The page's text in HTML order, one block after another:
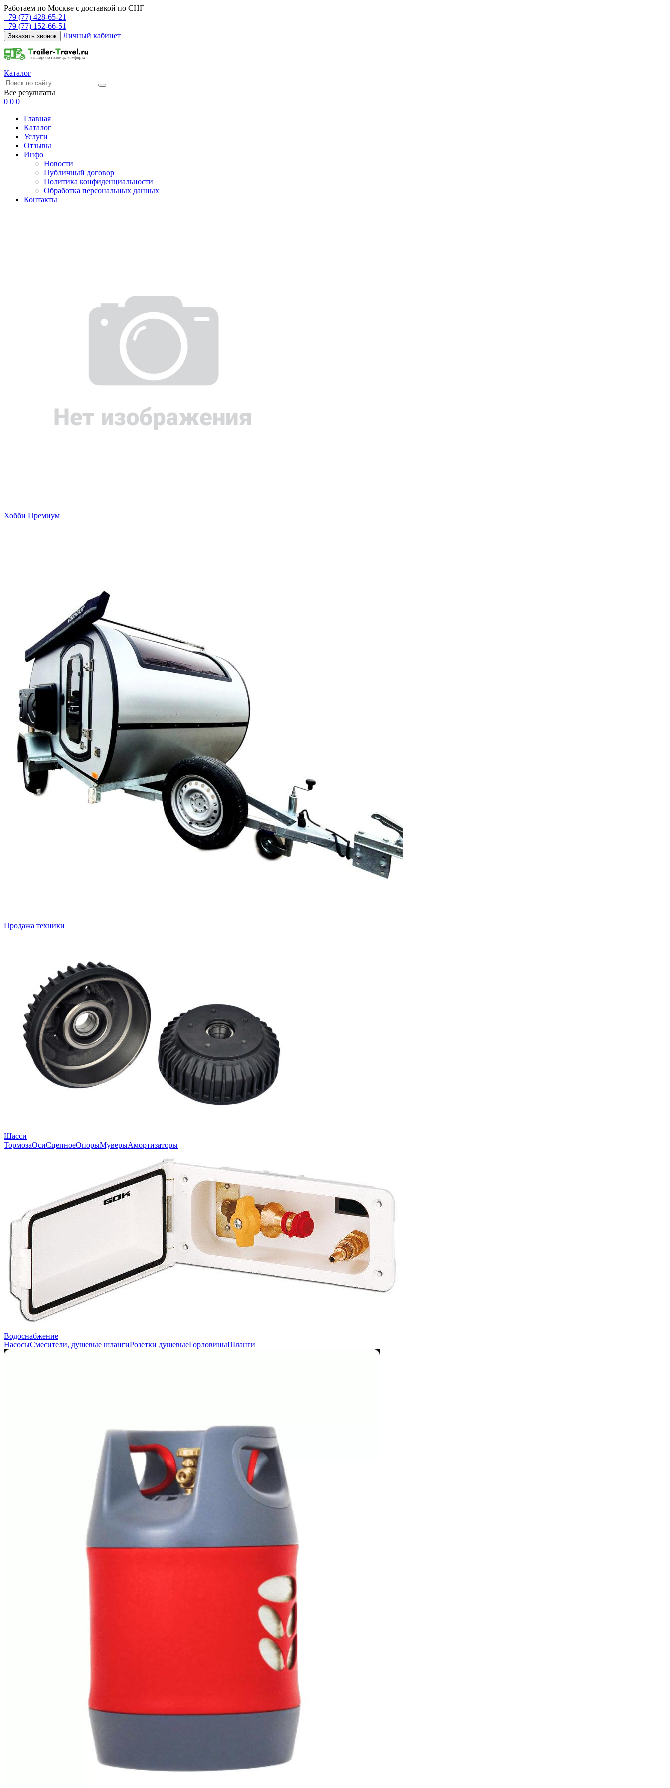
Работаем по Москве с доставкой по СНГ
+79 (77) 428-65-21
+79 (77) 152-66-51
Заказать звонок Личный кабинет
Каталог
Все результаты
0 0 0
Главная
Каталог
Услуги
Отзывы
Инфо
Новости
Публичный договор
Политика конфиденциальности
Обработка персональных данных
Контакты
Хобби Премиум
Продажа техники
Шасси
ТормозаОсиСцепноеОпорыМуверыАмортизаторы
Водоснабжение
НасосыСмесители, душевые шлангиРозетки душевыеГорловиныШланги